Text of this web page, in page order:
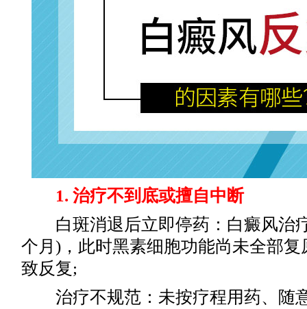
1. 治疗不到底或擅自中断
白斑消退后立即停药：白癜风治
个月)，此时黑素细胞功能尚未全部
致反复;
治疗不规范：未按疗程用药、随